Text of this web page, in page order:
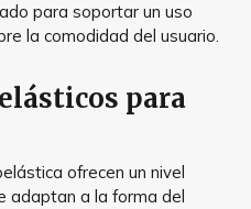
para soportar un uso
la comodidad del usuario.
para
ofrecen un nivel
adaptan a la forma del